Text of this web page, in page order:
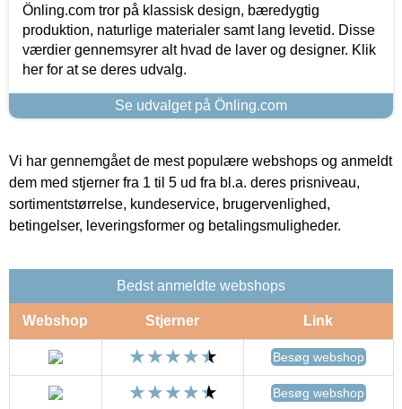
Önling.com tror på klassisk design, bæredygtig
produktion, naturlige materialer samt lang levetid. Disse
værdier gennemsyrer alt hvad de laver og designer. Klik
her for at se deres udvalg.
Se udvalget på Önling.com
Vi har gennemgået de mest populære webshops og anmeldt
dem med stjerner fra 1 til 5 ud fra bl.a. deres prisniveau,
sortimentstørrelse, kundeservice, brugervenlighed,
betingelser, leveringsformer og betalingsmuligheder.
Bedst anmeldte webshops
Webshop Stjerner Link
Besøg webshop
Besøg webshop